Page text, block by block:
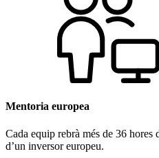
Mentoria europea
Cada equip rebrà més de 36 hores
d’un inversor europeu.